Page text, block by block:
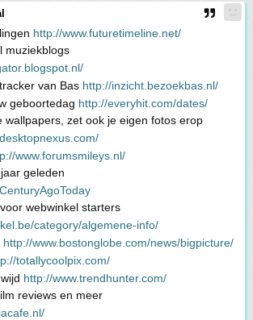
http://www.futuretimeline.net/
muziekblogs
van Bas http://inzicht.bezoekbas.nl/
geboortedag http://everyhit.com/dates/
wallpapers, zet ook je eigen fotos erop
www.forumsmileys.nl/
geleden
webwinkel starters
category/algemene-info/
http://www.bostonglobe.com/news/bigpicture/
totallycoolpix.com/
http://www.trendhunter.com/
reviews en meer